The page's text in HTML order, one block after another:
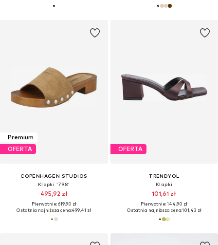
Premium
OFERTA
COPENHAGEN STUDIOS
Klapki '798'
495,92 zł
Pierwotnie: 619,90 zł
Ostatnia najniższa cena:499,41 zł
OFERTA
TRENDYOL
Klapki
101,61 zł
Pierwotnie: 144,90 zł
Ostatnia najniższa cena:101,43 zł